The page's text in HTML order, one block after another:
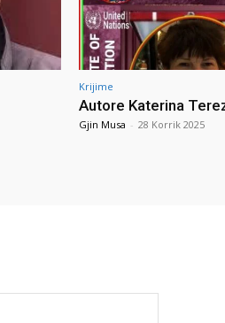
Krijime
Autore Katerina
Gjin Musa - 28 Korrik 2025